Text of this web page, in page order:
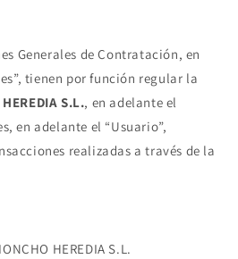
Generales de Contratación, en
tienen por función regular la
S.L., en adelante el
en adelante el “Usuario”,
realizadas a través de la
HEREDIA S.L.